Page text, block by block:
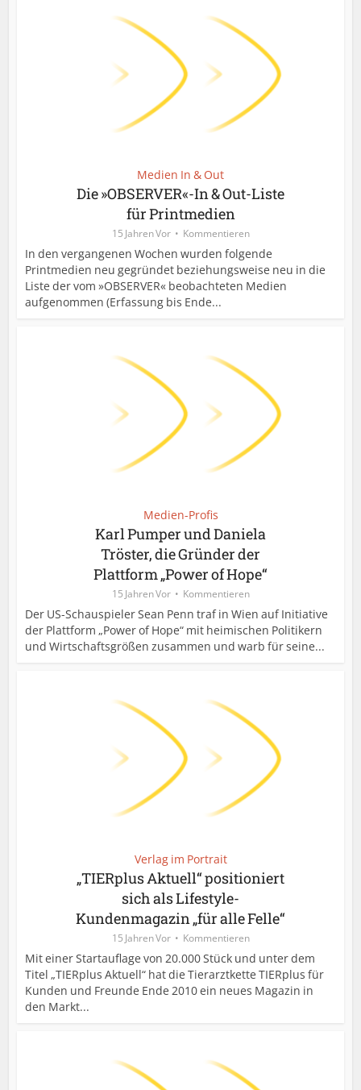
Medien In & Out
Die »OBSERVER«-In & Out-Liste
für Printmedien
15 Jahren Vor Kommentieren
In den vergangenen Wochen wurden folgende
Printmedien neu gegründet beziehungsweise neu in die
Liste der vom »OBSERVER« beobachteten Medien
aufgenommen (Erfassung bis Ende...
Medien-Profis
Karl Pumper und Daniela
Tröster, die Gründer der
Plattform „Power of Hope“
15 Jahren Vor Kommentieren
Der US-Schauspieler Sean Penn traf in Wien auf Initiative
der Plattform „Power of Hope“ mit heimischen Politikern
und Wirtschaftsgrößen zusammen und warb für seine...
Verlag im Portrait
„TIERplus Aktuell“ positioniert
sich als Lifestyle-
Kundenmagazin „für alle Felle“
15 Jahren Vor Kommentieren
Mit einer Startauflage von 20.000 Stück und unter dem
Titel „TIERplus Aktuell“ hat die Tierarztkette TIERplus für
Kunden und Freunde Ende 2010 ein neues Magazin in
den Markt...